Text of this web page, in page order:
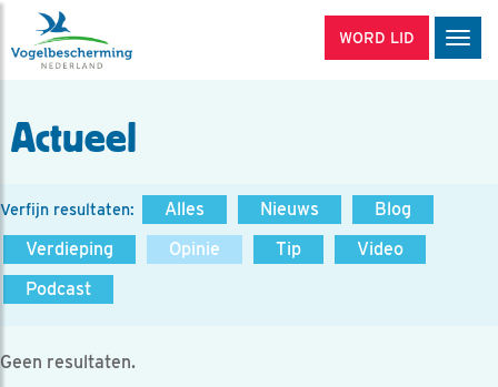
WORD LID
Actueel
Verfijn resultaten: Alles Nieuws
Blog
Verdieping
Opinie Tip
Video
Podcast
Geen resultaten.